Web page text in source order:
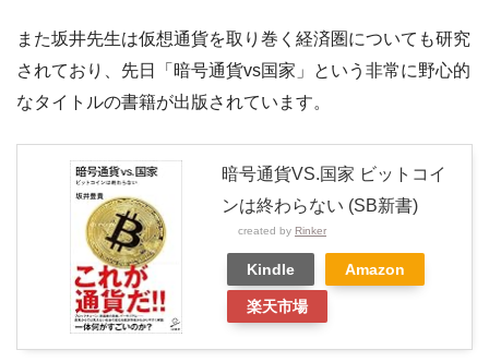
また坂井先生は仮想通貨を取り巻く経済圏についても研究
されており、先日「暗号通貨vs国家」という非常に野心的
なタイトルの書籍が出版されています。
暗号通貨VS.国家 ビットコイ
ンは終わらない (SB新書)
created by Rinker
Kindle Amazon
楽天市場